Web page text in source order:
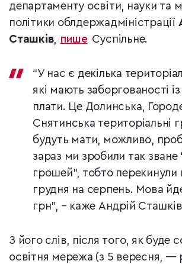
департаменту освіти, науки та
політики облдержадміністрації
Сташків, пише Суспільне.
“У нас є декілька
які мають заборгованості із
плати. Це Долинська,
Снятинська територіальні
будуть мати, можливо,
зараз ми зробили так зване
грошей”, тобто перекинули
грудня на серпень. Мова
грн”, – каже Андрій
З його слів, після того, як буде
освітня мережа (з 5 вересня, —